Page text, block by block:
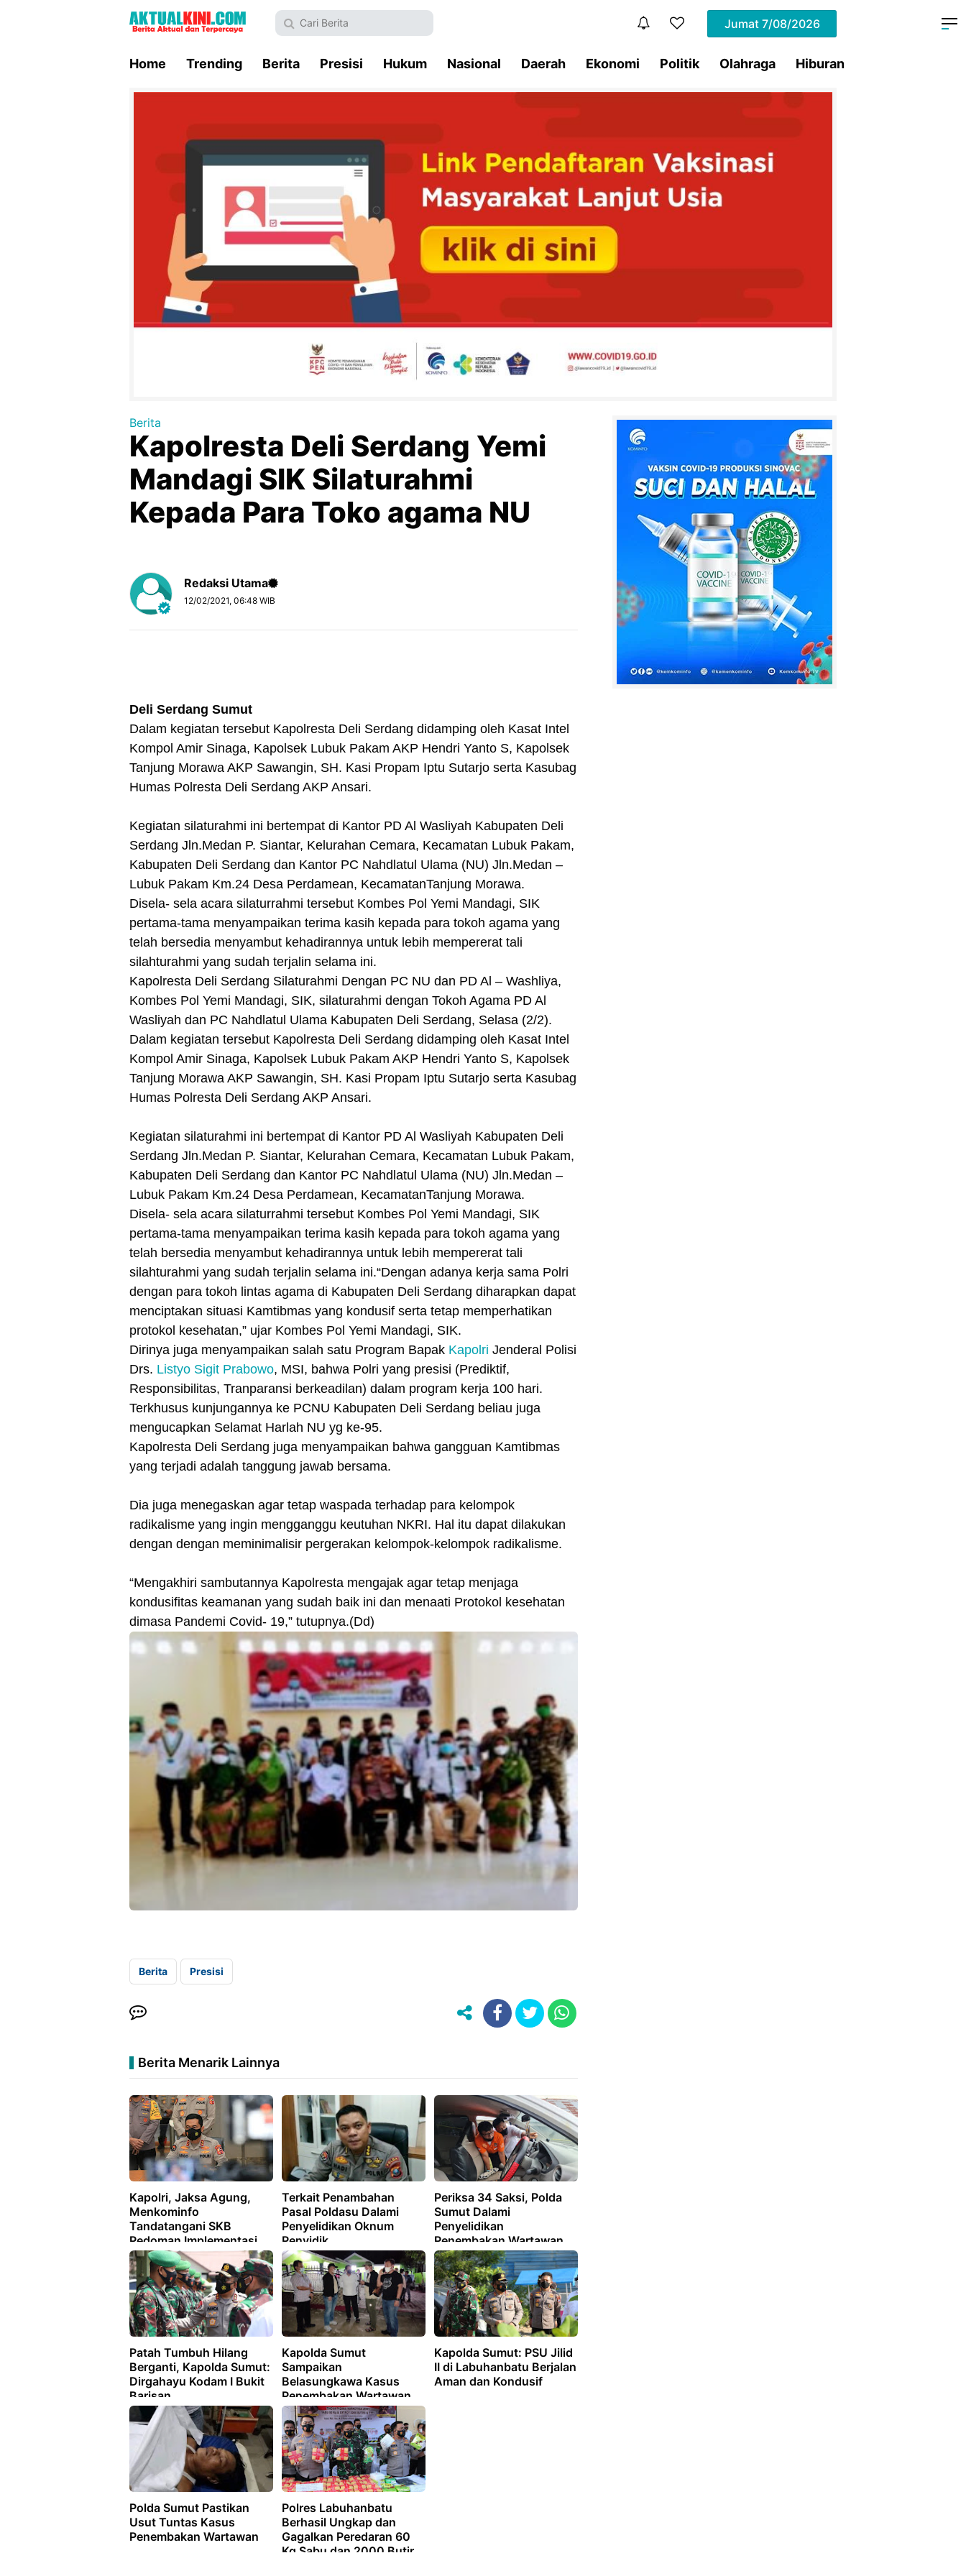
Jumat 7/08/2026
Home Trending Berita Presisi Hukum Nasional Daerah Ekonomi Politik Olahraga Hiburan
Berita
Kapolresta Deli Serdang Yemi
Mandagi SIK Silaturahmi
Kepada Para Toko agama NU
Redaksi Utama
12/02/2021, 06:48 WIB
Deli Serdang Sumut
Dalam kegiatan tersebut Kapolresta Deli Serdang didamping oleh Kasat Intel
Kompol Amir Sinaga, Kapolsek Lubuk Pakam AKP Hendri Yanto S, Kapolsek
Tanjung Morawa AKP Sawangin, SH. Kasi Propam Iptu Sutarjo serta Kasubag
Humas Polresta Deli Serdang AKP Ansari.
Kegiatan silaturahmi ini bertempat di Kantor PD Al Wasliyah Kabupaten Deli
Serdang Jln.Medan P. Siantar, Kelurahan Cemara, Kecamatan Lubuk Pakam,
Kabupaten Deli Serdang dan Kantor PC Nahdlatul Ulama (NU) Jln.Medan –
Lubuk Pakam Km.24 Desa Perdamean, KecamatanTanjung Morawa.
Disela- sela acara silaturrahmi tersebut Kombes Pol Yemi Mandagi, SIK
pertama-tama menyampaikan terima kasih kepada para tokoh agama yang
telah bersedia menyambut kehadirannya untuk lebih mempererat tali
silahturahmi yang sudah terjalin selama ini.
Kapolresta Deli Serdang Silaturahmi Dengan PC NU dan PD Al – Washliya,
Kombes Pol Yemi Mandagi, SIK, silaturahmi dengan Tokoh Agama PD Al
Wasliyah dan PC Nahdlatul Ulama Kabupaten Deli Serdang, Selasa (2/2).
Dalam kegiatan tersebut Kapolresta Deli Serdang didamping oleh Kasat Intel
Kompol Amir Sinaga, Kapolsek Lubuk Pakam AKP Hendri Yanto S, Kapolsek
Tanjung Morawa AKP Sawangin, SH. Kasi Propam Iptu Sutarjo serta Kasubag
Humas Polresta Deli Serdang AKP Ansari.
Kegiatan silaturahmi ini bertempat di Kantor PD Al Wasliyah Kabupaten Deli
Serdang Jln.Medan P. Siantar, Kelurahan Cemara, Kecamatan Lubuk Pakam,
Kabupaten Deli Serdang dan Kantor PC Nahdlatul Ulama (NU) Jln.Medan –
Lubuk Pakam Km.24 Desa Perdamean, KecamatanTanjung Morawa.
Disela- sela acara silaturrahmi tersebut Kombes Pol Yemi Mandagi, SIK
pertama-tama menyampaikan terima kasih kepada para tokoh agama yang
telah bersedia menyambut kehadirannya untuk lebih mempererat tali
silahturahmi yang sudah terjalin selama ini.“Dengan adanya kerja sama Polri
dengan para tokoh lintas agama di Kabupaten Deli Serdang diharapkan dapat
menciptakan situasi Kamtibmas yang kondusif serta tetap memperhatikan
protokol kesehatan,” ujar Kombes Pol Yemi Mandagi, SIK.
Dirinya juga menyampaikan salah satu Program Bapak Kapolri Jenderal Polisi
Drs. Listyo Sigit Prabowo, MSI, bahwa Polri yang presisi (Prediktif,
Responsibilitas, Tranparansi berkeadilan) dalam program kerja 100 hari.
Terkhusus kunjungannya ke PCNU Kabupaten Deli Serdang beliau juga
mengucapkan Selamat Harlah NU yg ke-95.
Kapolresta Deli Serdang juga menyampaikan bahwa gangguan Kamtibmas
yang terjadi adalah tanggung jawab bersama.
Dia juga menegaskan agar tetap waspada terhadap para kelompok
radikalisme yang ingin mengganggu keutuhan NKRI. Hal itu dapat dilakukan
dengan dengan meminimalisir pergerakan kelompok-kelompok radikalisme.
“Mengakhiri sambutannya Kapolresta mengajak agar tetap menjaga
kondusifitas keamanan yang sudah baik ini dan menaati Protokol kesehatan
dimasa Pandemi Covid- 19,” tutupnya.(Dd)
Berita Presisi
Berita Menarik Lainnya
Kapolri, Jaksa Agung,
Menkominfo
Tandatangani SKB
Pedoman Implementasi
UU ITE
Terkait Penambahan
Pasal Poldasu Dalami
Penyelidikan Oknum
Penyidik
Periksa 34 Saksi, Polda
Sumut Dalami
Penyelidikan
Penembakan Wartawan
Patah Tumbuh Hilang
Berganti, Kapolda Sumut:
Dirgahayu Kodam I Bukit
Barisan
Kapolda Sumut
Sampaikan
Belasungkawa Kasus
Penembakan Wartawan
Kapolda Sumut: PSU Jilid
II di Labuhanbatu Berjalan
Aman dan Kondusif
Polda Sumut Pastikan
Usut Tuntas Kasus
Penembakan Wartawan
Polres Labuhanbatu
Berhasil Ungkap dan
Gagalkan Peredaran 60
Kg Sabu dan 2000 Butir